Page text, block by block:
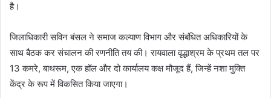
है।
जिलाधिकारी सविन बंसल ने समाज कल्याण विभाग और संबंधित अधिकारियों के
साथ बैठक कर संचालन की रणनीति तय की। रायवाला वृद्धाश्रम के प्रथम तल पर
13 कमरे, बाथरूम, एक हॉल और दो कार्यालय कक्ष मौजूद हैं, जिन्हें नशा मुक्ति
केंद्र के रूप में विकसित किया जाएगा।